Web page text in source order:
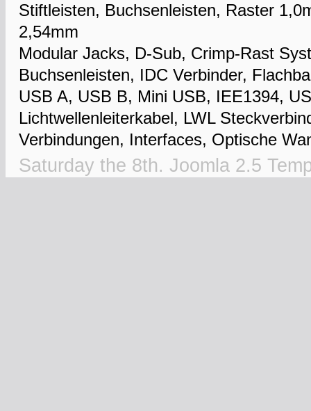
Stiftleisten, Buchsenleisten, Raster
2,54mm
Modular Jacks, D-Sub, Crimp-Rast
Buchsenleisten, IDC Verbinder,
USB A, USB B, Mini USB, IEE1394,
Lichtwellenleiterkabel, LWL
Verbindungen, Interfaces, Optische
Saturday the 8th. Joomla 2.5